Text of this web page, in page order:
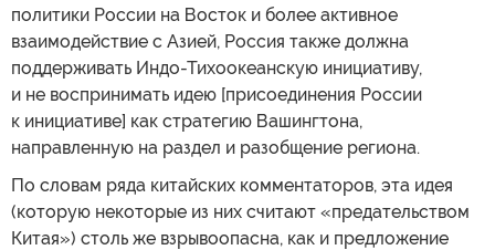
политики России на Восток и более активное
взаимодействие с Азией, Россия также должна
поддерживать Индо-Тихоокеанскую инициативу,
и не воспринимать идею [присоединения России
к инициативе] как стратегию Вашингтона,
направленную на раздел и разобщение региона.
По словам ряда китайских комментаторов, эта идея
(которую некоторые из них считают «предательством
Китая») столь же взрывоопасна, как и предложение